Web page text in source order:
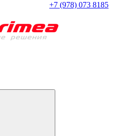
+7 (978) 073 8185